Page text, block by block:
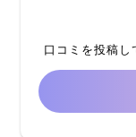
口コミを投稿し